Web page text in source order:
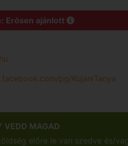
Erősen ajánlott
pg/KujaniTanya
VEDD MAGAD
előre le van szedve és/